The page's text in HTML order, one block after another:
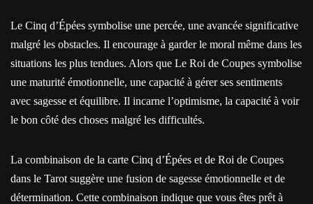
Le Cinq d’Épées symbolise une percée, une avancée significative
malgré les obstacles. Il encourage à garder le moral même dans les
situations les plus tendues. Alors que Le Roi de Coupes symbolise
une maturité émotionnelle, une capacité à gérer ses sentiments
avec sagesse et équilibre. Il incarne l’optimisme, la capacité à voir
le bon côté des choses malgré les difficultés.
La combinaison de la carte Cinq d’Épées et de Roi de Coupes
dans le Tarot suggère une fusion de sagesse émotionnelle et de
détermination. Cette combinaison indique que vous êtes prêt à